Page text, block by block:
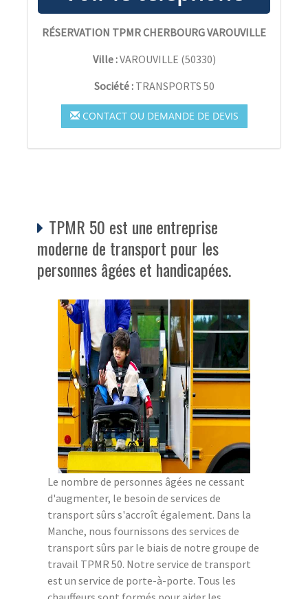
RÉSERVATION TPMR CHERBOURG VAROUVILLE
Ville :VAROUVILLE (50330)
Société : TRANSPORTS 50
CONTACT OU DEMANDE DE DEVIS
TPMR 50 est une entreprise
moderne de transport pour les
personnes âgées et handicapées.
Le nombre de personnes âgées ne cessant
d'augmenter, le besoin de services de
transport sûrs s'accroît également. Dans la
Manche, nous fournissons des services de
transport sûrs par le biais de notre groupe de
travail TPMR 50. Notre service de transport
est un service de porte-à-porte. Tous les